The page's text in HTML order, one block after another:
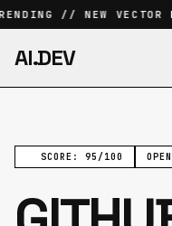
// NEW
AI.DEV
SCORE: 95/100